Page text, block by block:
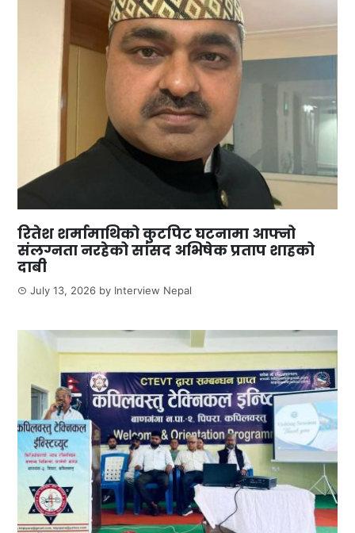
रितेश शर्मामाथिको कुटपिट घटनामा आफ्नो
संलग्नता नरहेको सांसद अभिषेक प्रताप शाहको
दाबी
July 13, 2026 by Interview Nepal